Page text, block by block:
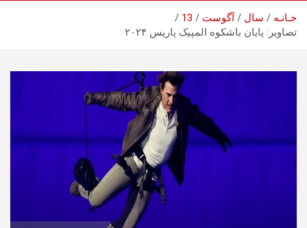
خـانـه سال آگوست
13
تصاویر: پایان باشکوه المپیک پاریس ۲۰۲۴